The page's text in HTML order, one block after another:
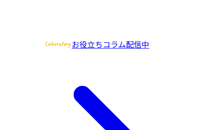
お役立ちコラム配信中